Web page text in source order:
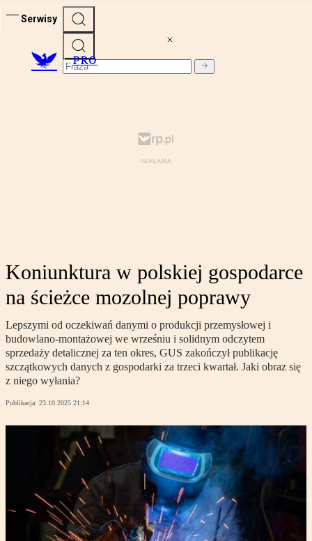
Serwisy
PRO
Koniunktura w polskiej gospodarce
na ścieżce mozolnej poprawy
Lepszymi od oczekiwań danymi o produkcji przemysłowej i
budowlano-montażowej we wrześniu i solidnym odczytem
sprzedaży detalicznej za ten okres, GUS zakończył publikację
szczątkowych danych z gospodarki za trzeci kwartał. Jaki obraz się
z niego wyłania?
Publikacja: 23.10.2025 21:14